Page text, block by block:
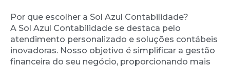
Por que escolher a Sol Azul Contabilidade?
A Sol Azul Contabilidade se destaca pelo
atendimento personalizado e soluções contábeis
inovadoras. Nosso objetivo é simplificar a gestão
financeira do seu negócio, proporcionando mais